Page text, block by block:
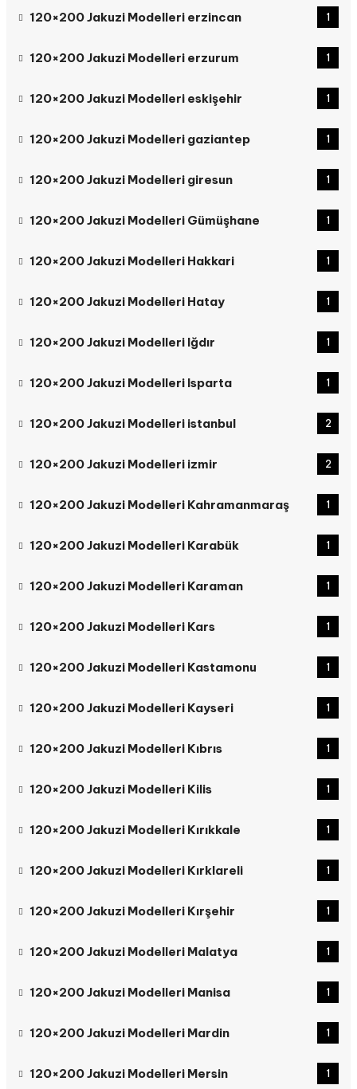
120×200 Jakuzi Modelleri erzincan 1
120×200 Jakuzi Modelleri erzurum 1
120×200 Jakuzi Modelleri eskişehir 1
120×200 Jakuzi Modelleri gaziantep 1
120×200 Jakuzi Modelleri giresun 1
120×200 Jakuzi Modelleri Gümüşhane 1
120×200 Jakuzi Modelleri Hakkari 1
120×200 Jakuzi Modelleri Hatay 1
120×200 Jakuzi Modelleri Iğdır 1
120×200 Jakuzi Modelleri Isparta 1
120×200 Jakuzi Modelleri istanbul 2
120×200 Jakuzi Modelleri izmir 2
120×200 Jakuzi Modelleri Kahramanmaraş 1
120×200 Jakuzi Modelleri Karabük 1
120×200 Jakuzi Modelleri Karaman 1
120×200 Jakuzi Modelleri Kars 1
120×200 Jakuzi Modelleri Kastamonu 1
120×200 Jakuzi Modelleri Kayseri 1
120×200 Jakuzi Modelleri Kıbrıs 1
120×200 Jakuzi Modelleri Kilis 1
120×200 Jakuzi Modelleri Kırıkkale 1
120×200 Jakuzi Modelleri Kırklareli 1
120×200 Jakuzi Modelleri Kırşehir 1
120×200 Jakuzi Modelleri Malatya 1
120×200 Jakuzi Modelleri Manisa 1
120×200 Jakuzi Modelleri Mardin 1
120×200 Jakuzi Modelleri Mersin 1